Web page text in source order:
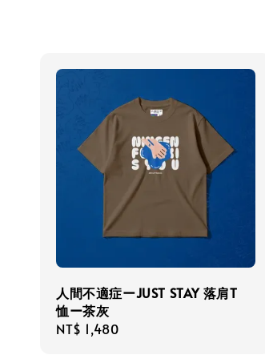
人間不適症ーJUST STAY 落肩T
恤ー茶灰
Regular
NT$ 1,480